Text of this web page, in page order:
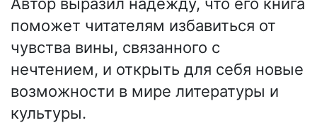
поможет читателям избавиться от
чувства вины, связанного с
нечтением, и открыть для себя новые
возможности в мире литературы и
культуры.